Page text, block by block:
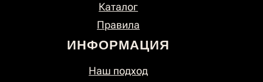
Каталог
Правила
ИНФОРМАЦИЯ
Наш подход